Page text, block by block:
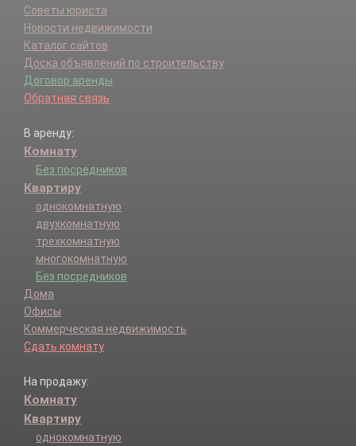
Советы юриста
Новости недвижимости
Каталог сайтов
Доска объявлений по строительству
Договор аренды
Обратная связь
В аренду:
Комнату
Без посредников
Квартиру
однокомнатную
двухкомнатную
трехкомнатную
многокомнатную
Без посредников
Дома
Офисы
Коммерческая недвижимость
Сдать комнату
На продажу:
Комнату
Квартиру
однокомнатную